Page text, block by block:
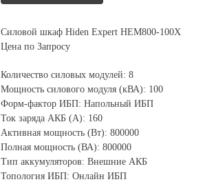
Силовой шкаф Hiden Expert HEM800-100X
Цена по Запросу
Количество силовых модулей: 8
Мощность силового модуля (кВА): 100
Форм-фактор ИБП: Напольный ИБП
Ток заряда АКБ (А): 160
Активная мощность (Вт): 800000
Полная мощность (ВА): 800000
Тип аккумуляторов: Внешние АКБ
Топология ИБП: Онлайн ИБП